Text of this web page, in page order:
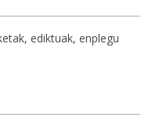
ediktuak, enplegu